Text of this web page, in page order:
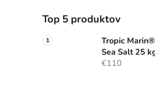
Top 5 produktov
Tropic
Sea Salt 25
€110